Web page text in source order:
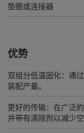
垫圈或连接器
优势
双组分低温固化：通
装配产量。
更好的传输：在广泛
并带有清除剂以减少空